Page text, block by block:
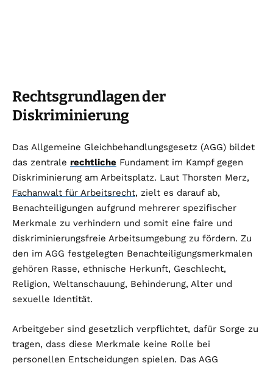
Rechtsgrundlagen der
Diskriminierung
Das Allgemeine Gleichbehandlungsgesetz (AGG) bildet
das zentrale rechtliche Fundament im Kampf gegen
Diskriminierung am Arbeitsplatz. Laut Thorsten Merz,
Fachanwalt für Arbeitsrecht, zielt es darauf ab,
Benachteiligungen aufgrund mehrerer spezifischer
Merkmale zu verhindern und somit eine faire und
diskriminierungsfreie Arbeitsumgebung zu fördern. Zu
den im AGG festgelegten Benachteiligungsmerkmalen
gehören Rasse, ethnische Herkunft, Geschlecht,
Religion, Weltanschauung, Behinderung, Alter und
sexuelle Identität.
Arbeitgeber sind gesetzlich verpflichtet, dafür Sorge zu
tragen, dass diese Merkmale keine Rolle bei
personellen Entscheidungen spielen. Das AGG